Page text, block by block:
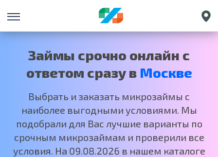
Санкт-Петербург
Екатеринбург
Нижний Новгород
Займы срочно онлайн с
ответом сразу в Москве
Выбрать и заказать микрозаймы с
наиболее выгодными условиями. Мы
подобрали для Вас лучшие варианты по
срочным микрозаймам и проверили все
условия. На 09.08.2026 в нашем каталоге